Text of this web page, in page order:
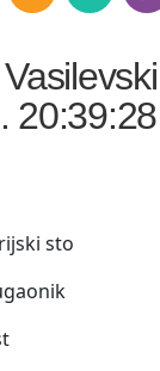
20:39:28
sto